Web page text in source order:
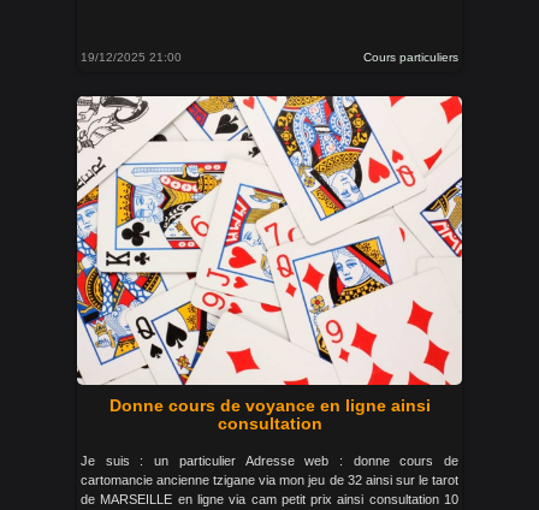
19/12/2025 21:00 Cours particuliers
Donne cours de voyance en ligne ainsi
consultation
Je suis : un particulier Adresse web : donne cours de
cartomancie ancienne tzigane via mon jeu de 32 ainsi sur le tarot
de MARSEILLE en ligne via cam petit prix ainsi consultation 10